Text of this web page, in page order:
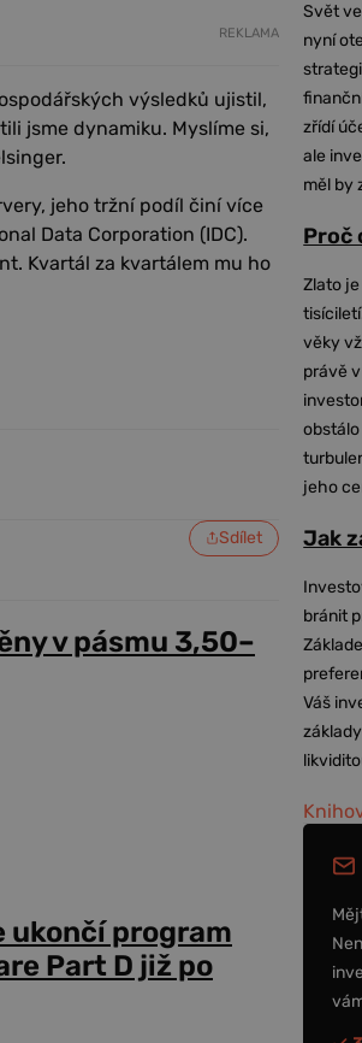
REKLAMA
výsledků ujistil,
jsme dynamiku. Myslíme si,
jeho tržní podíl činí více
Data Corporation (IDC).
Kvartál za kvartálem mu ho
Sdílet
v pásmu 3,50–
ukončí program
Part D již po
Svět
nyní
zřídí
ale
měl by
Proč
Zlato
věky
právě
jeho
Jak
bránit
Váš